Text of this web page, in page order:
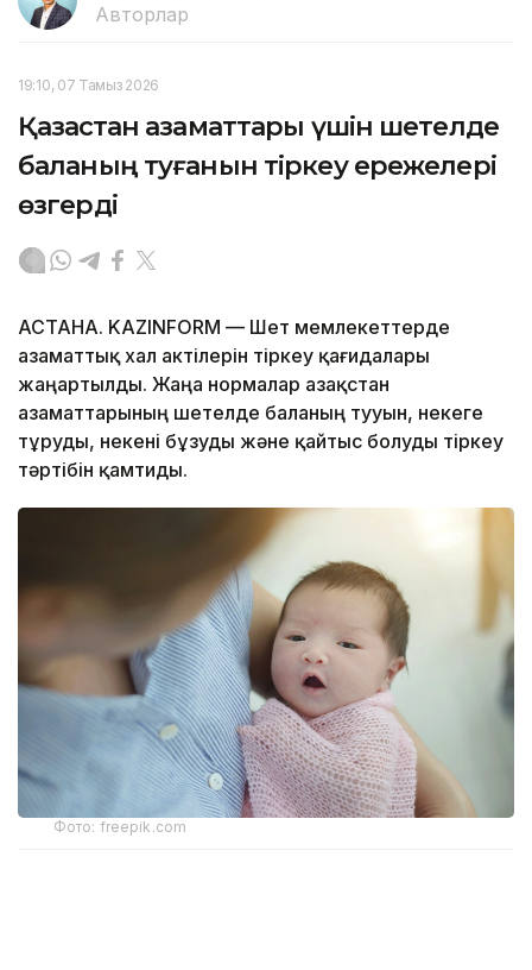
Авторлар
19:10, 07 Тамыз 2026
Қазақстан азаматтары үшін шетелде
баланың туғанын тіркеу ережелері
өзгерді
АСТАНА. KAZINFORM — Шет мемлекеттерде
азаматтық хал актілерін тіркеу қағидалары
жаңартылды. Жаңа нормалар Қазақстан
азаматтарының шетелде баланың тууын, некеге
тұруды, некені бұзуды және қайтыс болуды тіркеу
тәртібін қамтиды.
Фото: freepik.com